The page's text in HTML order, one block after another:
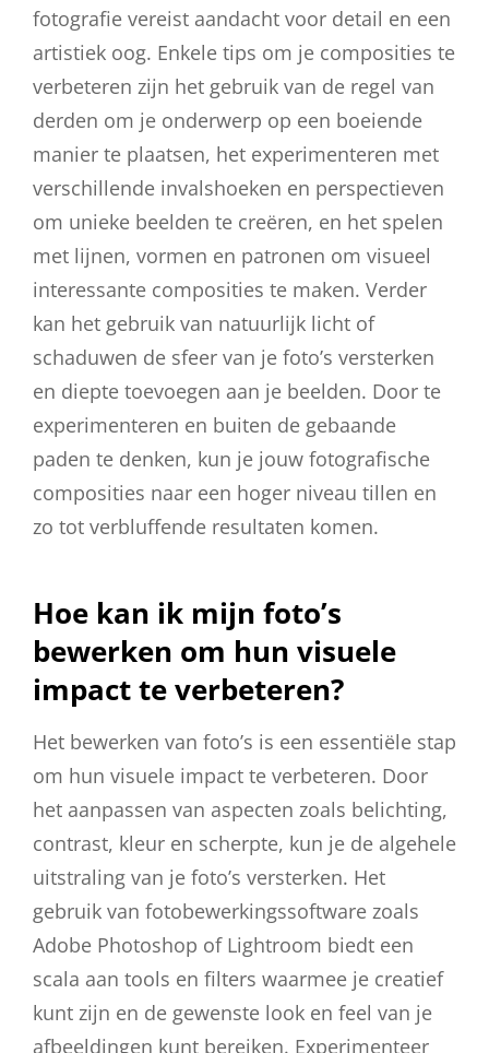
fotografie vereist aandacht voor detail en een
artistiek oog. Enkele tips om je composities te
verbeteren zijn het gebruik van de regel van
derden om je onderwerp op een boeiende
manier te plaatsen, het experimenteren met
verschillende invalshoeken en perspectieven
om unieke beelden te creëren, en het spelen
met lijnen, vormen en patronen om visueel
interessante composities te maken. Verder
kan het gebruik van natuurlijk licht of
schaduwen de sfeer van je foto’s versterken
en diepte toevoegen aan je beelden. Door te
experimenteren en buiten de gebaande
paden te denken, kun je jouw fotografische
composities naar een hoger niveau tillen en
zo tot verbluffende resultaten komen.
Hoe kan ik mijn foto’s
bewerken om hun visuele
impact te verbeteren?
Het bewerken van foto’s is een essentiële stap
om hun visuele impact te verbeteren. Door
het aanpassen van aspecten zoals belichting,
contrast, kleur en scherpte, kun je de algehele
uitstraling van je foto’s versterken. Het
gebruik van fotobewerkingssoftware zoals
Adobe Photoshop of Lightroom biedt een
scala aan tools en filters waarmee je creatief
kunt zijn en de gewenste look en feel van je
afbeeldingen kunt bereiken. Experimenteer